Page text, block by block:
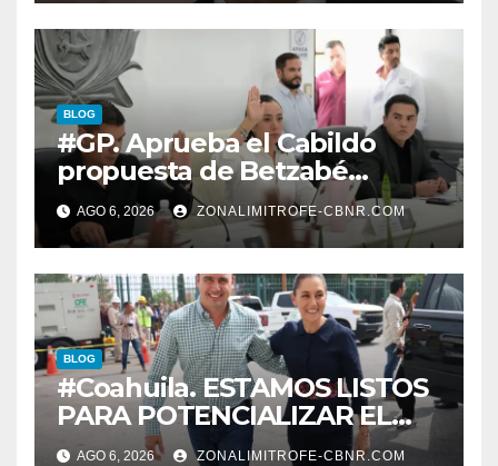
BLOG
#GP. Aprueba el Cabildo
propuesta de Betzabé
Martínez para su primer
informe el día 20 de agosto a
las 11 de la mañana*
AGO 6, 2026 ZONALIMITROFE-CBNR.COM
BLOG
#Coahuila. ESTAMOS LISTOS
PARA POTENCIALIZAR EL
GAS COAHUILA: MANOLO
AGO 6, 2026 ZONALIMITROFE-CBNR.COM